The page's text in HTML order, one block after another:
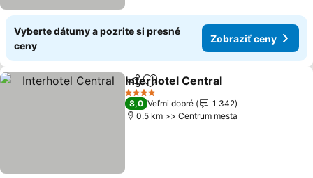
Vyberte dátumy a pozrite si presné
ceny
Zobraziť ceny
ZdieľaťPridať do obľúbených
Interhotel Central
4 Počet hviezdičiek
8,0 Veľmi dobré
1 342
0.5 km >> Centrum mesta